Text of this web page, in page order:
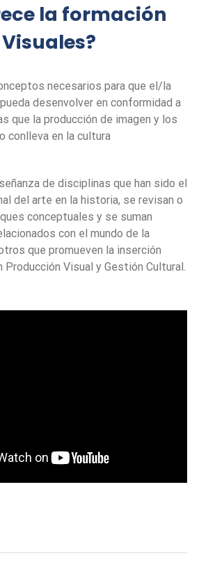
la formación
necesarios para que el/la
desenvolver en conformidad a
que la producción de imagen y los
conlleva en la cultura
de disciplinas que han sido el
del arte en la historia, se revisan o
conceptuales y se suman
con el mundo de la
que promueven la inserción
Producción Visual y Gestión Cultural.